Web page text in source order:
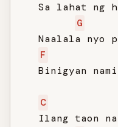
Sa lahat ng
G
Naalala nyo
F
Binigyan
C
Ilang taon